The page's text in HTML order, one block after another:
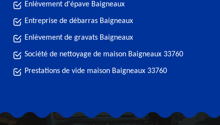
Enlèvement d'épave Baigneaux
Entreprise de débarras Baigneaux
Enlèvement de gravats Baigneaux
Société de nettoyage de maison Baigneaux 33760
Prestations de vide maison Baigneaux 33760